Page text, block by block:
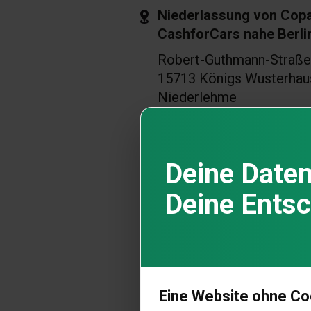
Niederlassung von
CashforCars nahe
Robert-Guthmann-
15713 Königs
Niederlehme
+49 (211) 7306 1701
Preis für
Eine Website ohne